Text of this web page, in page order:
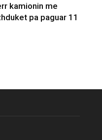
kamionin me
pa paguar 11